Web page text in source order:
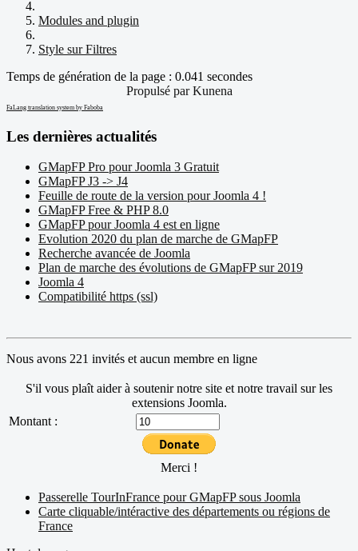
Modules and plugin
Style sur Filtres
Temps de génération de la page : 0.041 secondes
Propulsé parKunena
FaLang translation system by Faboba
Les dernières actualités
GMapFP Pro pour Joomla 3 Gratuit
GMapFP J3 -> J4
Feuille de route de la version pour Joomla 4 !
GMapFP Free & PHP 8.0
GMapFP pour Joomla 4 est en ligne
Evolution 2020 du plan de marche de GMapFP
Recherche avancée de Joomla
Plan de marche des évolutions de GMapFP sur 2019
Joomla 4
Compatibilité https (ssl)
Nous avons 221 invités et aucun membre en ligne
S'il vous plaît aider à soutenir notre site et notre travail sur les
extensions Joomla.
Montant :
Merci !
Passerelle TourInFrance pour GMapFP sous Joomla
Carte cliquable/intéractive des départements ou régions de
France